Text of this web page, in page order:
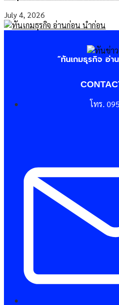
July 4, 2026
“ทันเกมธุรกิจ อ่
โทร.